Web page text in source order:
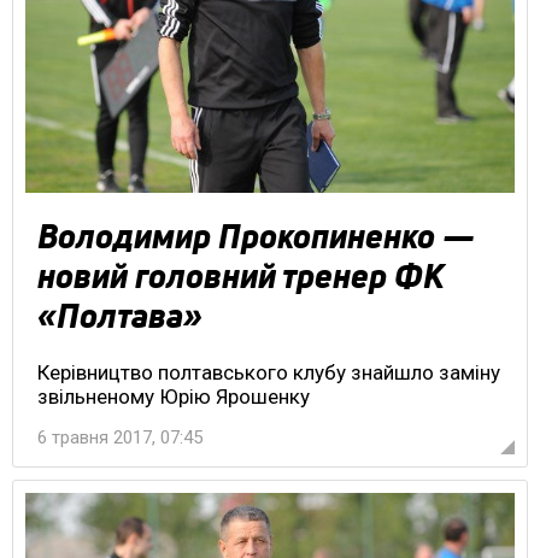
Володимир Прокопиненко —
новий головний тренер ФК
«Полтава»
Керівництво полтавського клубу знайшло заміну
звільненому Юрію Ярошенку
6 травня 2017, 07:45